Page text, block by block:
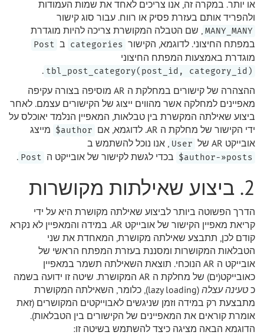
או יותר. במקרה זה, אנו צריכים לאחד את שמות העמודות
ולהפריד אותם בעזרת פסיק או רווח. עבור סוג קישור
MANY_MANY
, שם הטבלה המקושרת צריכה להיות מוגדרת
במפתח החיצוני. לדוגמא, הקישור categories ב Post
מוגדרת באמצעות המפתח החיצוני
tbl_post_category(post_id, category_id)
.
ההצהרה של קישורים במחלקת ה AR מוסיפה בצורה עקיפה
מאפיינים למחלקה אשר מהווים ייצוג של הקישורים עצמם. לאחר
ביצוע שאילתה המקשרת בין טבלאות, המאפיין הנלמד יאוכלס על
ידי הקישור של מחלקת ה AR. לדוגמא, אם
author$
מייצג
אובייקט AR של
User , אנו נוכל להשתמש ב
author-»posts$ בכדי לגשת לקישור של אובייקט ה Post
.
2. ביצוע שאילתות מקושרות
הדרך הפשוטה ביותר לביצוע שאילתה מקושרת היא על ידי
קריאת מאפיין הקישור של אובייקט AR. במידה והמאפיין לא נקרא
קודם לכן, תתבצע שאילתה מקושרת, המאחדת את שני
הטבלאות המקושרות ומסננת בעזרת המפתח הראשי של
אובייקט ה AR הנוכחי. תוצאת השאילתה תשמר במאפיין
כאובייקט(ים) של מחלקת ה AR המקושרת. שיטה זו ידועה בשמה
כ טעינה עצלה
(lazy loading), כלומר, השאילתה המקושרת
מתבצעת רק במידה וזמן שניגשים לאבוייקטים המקושרים (זאת
אומרת קוראים את המאפיינים של הקישורים בין הטבלאות).
הדוגמא הבאה מציגה כיצד להשתמש בשיטה זו: